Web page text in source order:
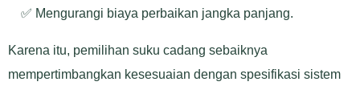
✅ Mengurangi biaya perbaikan jangka panjang.
Karena itu, pemilihan suku cadang sebaiknya
mempertimbangkan kesesuaian dengan spesifikasi sistem